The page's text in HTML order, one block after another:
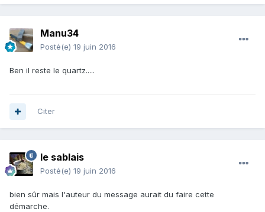
Manu34
Posté(e) 19 juin 2016
Ben il reste le quartz.....
Citer
le sablais
Posté(e) 19 juin 2016
bien sûr mais l'auteur du message aurait du faire cette
démarche.